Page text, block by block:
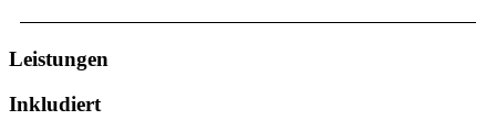
Leistungen
Inkludiert